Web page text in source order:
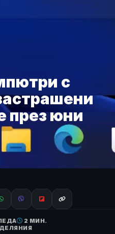
с
през юни
2 МИН.